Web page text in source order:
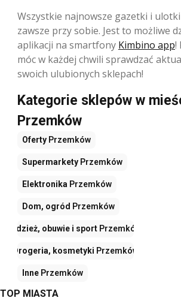
Wszystkie najnowsze gazetki i
zawsze przy sobie. Jest to możliwe
aplikacji na smartfony Kimbino app!
móc w każdej chwili sprawdzać
swoich ulubionych sklepach!
Kategorie sklepów w
Przemków
Oferty Przemków
Supermarkety Przemków
Elektronika Przemków
Dom, ogród Przemków
Odzież, obuwie i sportPrzemków
Drogeria, kosmetyki Przemków
Inne Przemków
TOP MIASTA